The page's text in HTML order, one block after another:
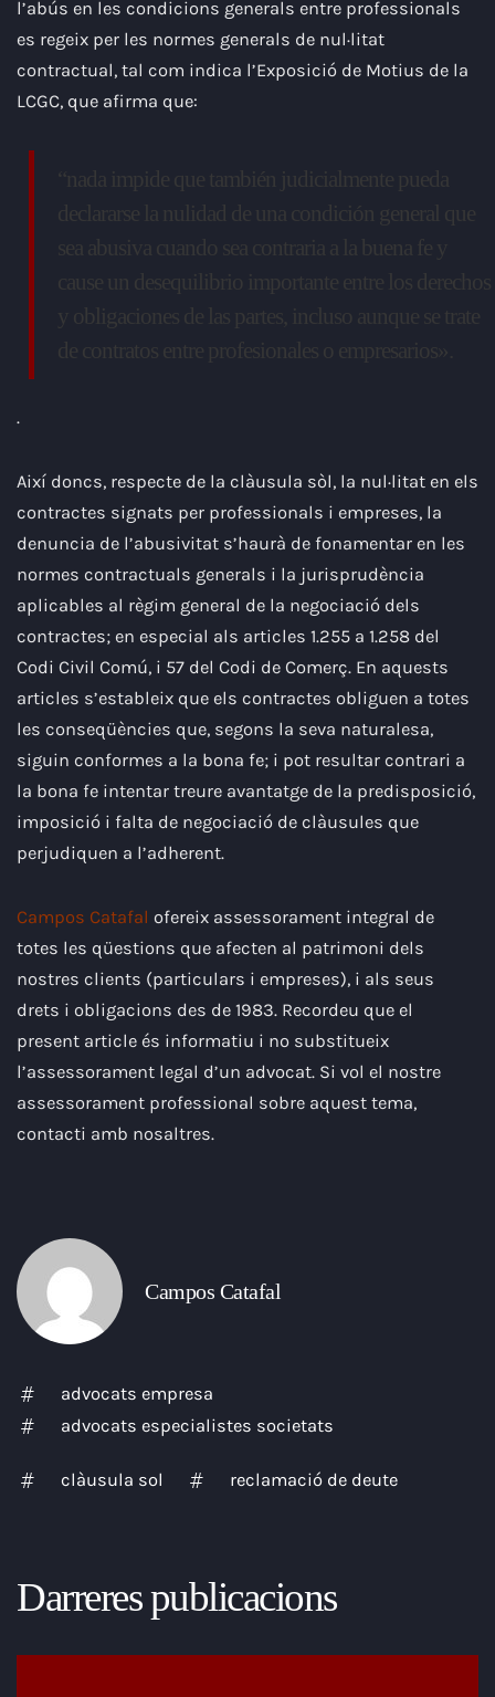
l’abús en les condicions generals entre professionals
es regeix per les normes generals de nul·litat
contractual, tal com indica l’Exposició de Motius de la
LCGC, que afirma que:
“nada impide que también judicialmente pueda
declararse la nulidad de una condición general que
sea abusiva cuando sea contraria a la buena fe y
cause un desequilibrio importante entre los derechos
y obligaciones de las partes, incluso aunque se trate
de contratos entre profesionales o empresarios».
.
Així doncs, respecte de la clàusula sòl, la nul·litat en els
contractes signats per professionals i empreses, la
denuncia de l’abusivitat s’haurà de fonamentar en les
normes contractuals generals i la jurisprudència
aplicables al règim general de la negociació dels
contractes; en especial als articles 1.255 a 1.258 del
Codi Civil Comú, i 57 del Codi de Comerç. En aquests
articles s’estableix que els contractes obliguen a totes
les conseqüències que, segons la seva naturalesa,
siguin conformes a la bona fe; i pot resultar contrari a
la bona fe intentar treure avantatge de la predisposició,
imposició i falta de negociació de clàusules que
perjudiquen a l’adherent.
Campos Catafal ofereix assessorament integral de
totes les qüestions que afecten al patrimoni dels
nostres clients (particulars i empreses), i als seus
drets i obligacions des de 1983. Recordeu que el
present article és informatiu i no substitueix
l’assessorament legal d’un advocat. Si vol el nostre
assessorament professional sobre aquest tema,
contacti amb nosaltres.
Campos Catafal
advocats empresa
advocats especialistes societats
clàusula sol reclamació de deute
Darreres publicacions